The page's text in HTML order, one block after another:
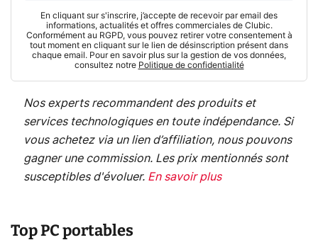
En cliquant sur s'inscrire, j’accepte de recevoir par email des
informations, actualités et offres commerciales de Clubic.
Conformément au RGPD, vous pouvez retirer votre consentement à
tout moment en cliquant sur le lien de désinscription présent dans
chaque email. Pour en savoir plus sur la gestion de vos données,
consultez notre Politique de confidentialité
Nos experts recommandent des produits et
services technologiques en toute indépendance. Si
vous achetez via un lien d’affiliation, nous pouvons
gagner une commission. Les prix mentionnés sont
susceptibles d'évoluer. En savoir plus
Top PC portables